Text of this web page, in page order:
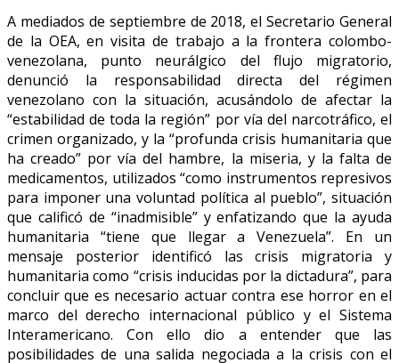
A mediados de septiembre de 2018, el Secretario General
de la OEA, en visita de trabajo a la frontera colombo-
venezolana, punto neurálgico del flujo migratorio,
denunció la responsabilidad directa del régimen
venezolano con la situación, acusándolo de afectar la
“estabilidad de toda la región” por vía del narcotráfico, el
crimen organizado, y la “profunda crisis humanitaria que
ha creado” por vía del hambre, la miseria, y la falta de
medicamentos, utilizados “como instrumentos represivos
para imponer una voluntad política al pueblo”, situación
que calificó de “inadmisible” y enfatizando que la ayuda
humanitaria “tiene que llegar a Venezuela”. En un
mensaje posterior identificó las crisis migratoria y
humanitaria como “crisis inducidas por la dictadura”, para
concluir que es necesario actuar contra ese horror en el
marco del derecho internacional público y el Sistema
Interamericano. Con ello dio a entender que las
posibilidades de una salida negociada a la crisis con el